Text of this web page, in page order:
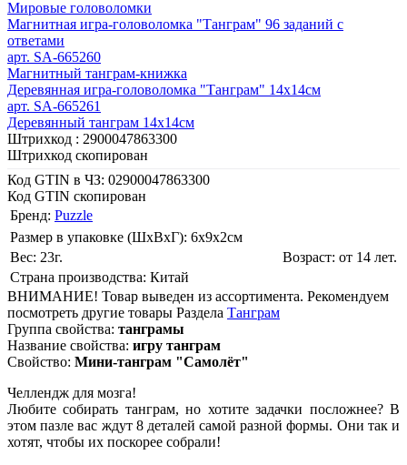
Мировые головоломки
Магнитная игра-головоломка "Танграм" 96 заданий с
ответами
арт. SA-665260
Магнитный танграм-книжка
Деревянная игра-головоломка "Танграм" 14х14см
арт. SA-665261
Деревянный танграм 14х14см
Штрихкод : 2900047863300
Штрихкод скопирован
Код GTIN в ЧЗ: 02900047863300
Код GTIN скопирован
Бренд: Puzzle
Размер в упаковке (ШхВxГ): 6х9х2cм
Вес: 23г.
Возраст: от 14 лет.
Страна производства: Китай
ВНИМАНИЕ! Товар выведен из ассортимента. Рекомендуем
посмотреть другие товары Раздела Танграм
Группа свойства: танграмы
Название свойства: игру танграм
Свойство: Мини-танграм "Самолёт"
Челлендж для мозга!
Любите собирать танграм, но хотите задачки посложнее? В
этом пазле вас ждут 8 деталей самой разной формы. Они так и
хотят, чтобы их поскорее собрали!